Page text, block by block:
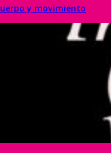
y movimiento